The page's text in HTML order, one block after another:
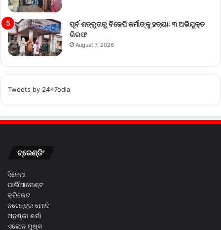
ପୂର୍ବ ଶତ୍ରୁତାରୁ ବିଜେପି କର୍ମୀଙ୍କୁ ହତ୍ୟା; ୩ ଅଭିଯୁକ୍ତ
ଗିରଫ
August 7, 2026
Tweets by 24x7odia
ଟ୍ରେଣ୍ଡିଂ
ସିନେମା
ପାର୍ଲିଆମେଣ୍ଟ
କ୍ରିକେଟ
ନରେନ୍ଦ୍ର ମୋଦି
ଅନୁଷ୍କା ଶର୍ମା
ଏଲୋନ ମୁଷ୍କ